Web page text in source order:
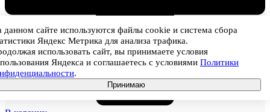
данном сайте используются файлы cookie и система сбора
Яндекс Метрика для анализа трафика.
использовать сайт, вы принимаете условия
Яндекса и соглашаетесь с условиями Политики
.
Принимаю